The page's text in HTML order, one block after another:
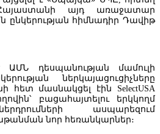
ծրագրի
19.6 միլիարդ դրամ
այդ առաջատար
ընկերության հիմնադիր Դավիթ
ԱՄՆ դեսպանության մամուլի
ներկայացուցիչները
հետ մասնակցել էին SelectUSA
բացահայտելու երկկողմ
ասպարեզում
նոր հեռանկարներ։